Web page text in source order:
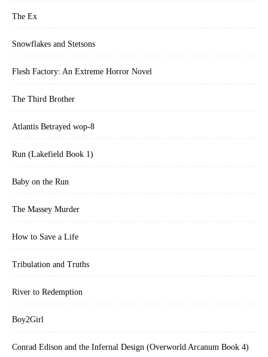
The Ex
Snowflakes and Stetsons
Flesh Factory: An Extreme Horror Novel
The Third Brother
Atlantis Betrayed wop-8
Run (Lakefield Book 1)
Baby on the Run
The Massey Murder
How to Save a Life
Tribulation and Truths
River to Redemption
Boy2Girl
Conrad Edison and the Infernal Design (Overworld Arcanum Book 4)